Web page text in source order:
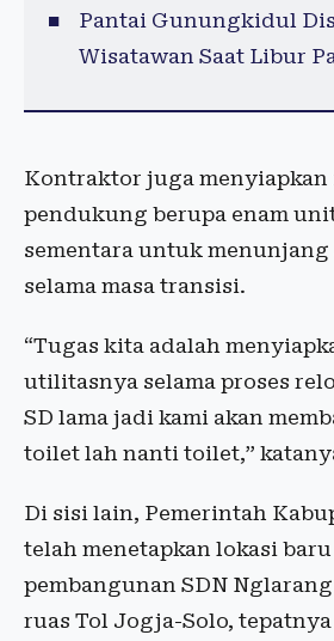
Pantai Gunungkidul
Wisatawan Saat Libur
Kontraktor juga
pendukung berupa enam
sementara untuk
selama masa transisi.
“Tugas kita adalah
utilitasnya selama proses
SD lama jadi kami akan
toilet lah nanti toilet,”
Di sisi lain, Pemerintah
telah menetapkan lokasi
pembangunan SDN
ruas Tol Jogja-Solo,